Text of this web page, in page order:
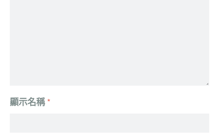
顯示名稱*